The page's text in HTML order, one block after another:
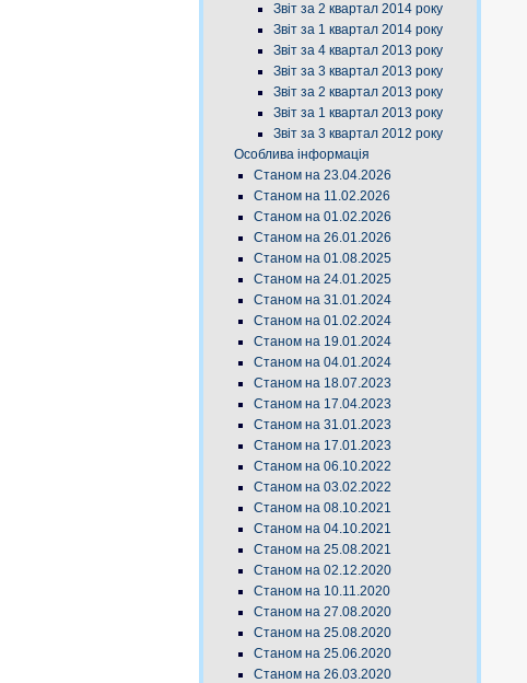
Звіт за 2 квартал 2014 року
Звіт за 1 квартал 2014 року
Звіт за 4 квартал 2013 року
Звіт за 3 квартал 2013 року
Звіт за 2 квартал 2013 року
Звіт за 1 квартал 2013 року
Звіт за 3 квартал 2012 року
Особлива інформація
Станом на 23.04.2026
Станом на 11.02.2026
Станом на 01.02.2026
Станом на 26.01.2026
Станом на 01.08.2025
Станом на 24.01.2025
Станом на 31.01.2024
Станом на 01.02.2024
Станом на 19.01.2024
Станом на 04.01.2024
Станом на 18.07.2023
Станом на 17.04.2023
Станом на 31.01.2023
Станом на 17.01.2023
Станом на 06.10.2022
Станом на 03.02.2022
Станом на 08.10.2021
Станом на 04.10.2021
Станом на 25.08.2021
Станом на 02.12.2020
Станом на 10.11.2020
Станом на 27.08.2020
Станом на 25.08.2020
Станом на 25.06.2020
Станом на 26.03.2020